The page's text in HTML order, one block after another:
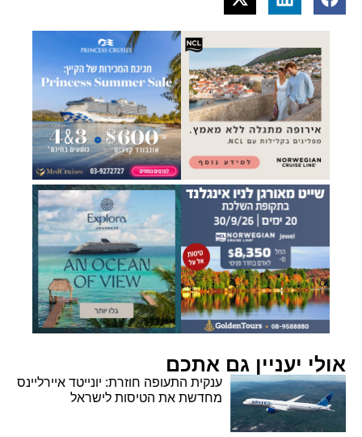
אולי יעניין גם אתכם
ענקית התעופה חוזרת: יונייטד איירליינס
מחדשת את הטיסות לישראל